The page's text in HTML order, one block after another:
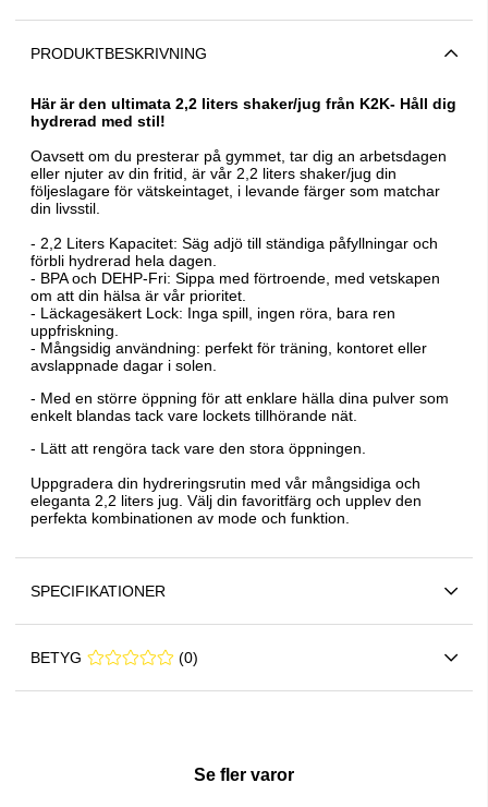
PRODUKTBESKRIVNING
Här är den ultimata 2,2 liters shaker/jug från K2K- Håll dig
hydrerad med stil!
Oavsett om du presterar på gymmet, tar dig an arbetsdagen
eller njuter av din fritid, är vår 2,2 liters shaker/jug din
följeslagare för vätskeintaget, i levande färger som matchar
din livsstil.
- 2,2 Liters Kapacitet: Säg adjö till ständiga påfyllningar och
förbli hydrerad hela dagen.
- BPA och DEHP-Fri: Sippa med förtroende, med vetskapen
om att din hälsa är vår prioritet.
- Läckagesäkert Lock: Inga spill, ingen röra, bara ren
uppfriskning.
- Mångsidig användning: perfekt för träning, kontoret eller
avslappnade dagar i solen.
- Med en större öppning för att enklare hälla dina pulver som
enkelt blandas tack vare lockets tillhörande nät.
- Lätt att rengöra tack vare den stora öppningen.
Uppgradera din hydreringsrutin med vår mångsidiga och
eleganta 2,2 liters jug. Välj din favoritfärg och upplev den
perfekta kombinationen av mode och funktion.
SPECIFIKATIONER
BETYG 0 0 (0)
Se fler varor